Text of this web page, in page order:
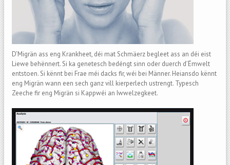
D’Migrän ass eng Krankheet, déi mat Schmäerz begleet ass an déi eist
Liewe behënnert. Si ka genetesch bedéngt sinn oder duerch d’Ëmwelt
entstoen. Si kënnt bei Frae méi dacks fir, wéi bei Männer. Heiansdo kënnt
eng Migrän wann een sech ganz vill kierperlech ustrengt. Typesch
Zeeche fir eng Migrän si Kappwéi an Iwwelzegkeet.